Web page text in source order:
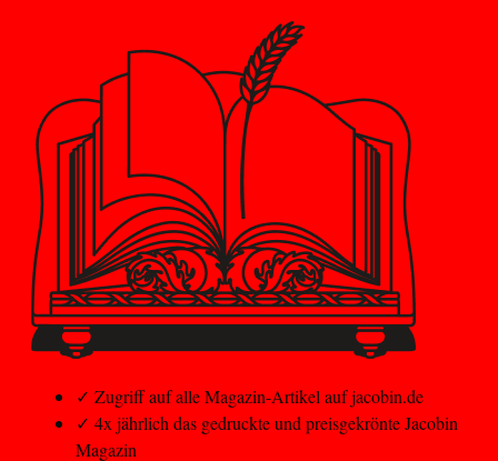
✓ Zugriff auf alle Magazin-Artikel auf jacobin.de
✓ 4x jährlich das gedruckte und preisgekrönte Jacobin
Magazin